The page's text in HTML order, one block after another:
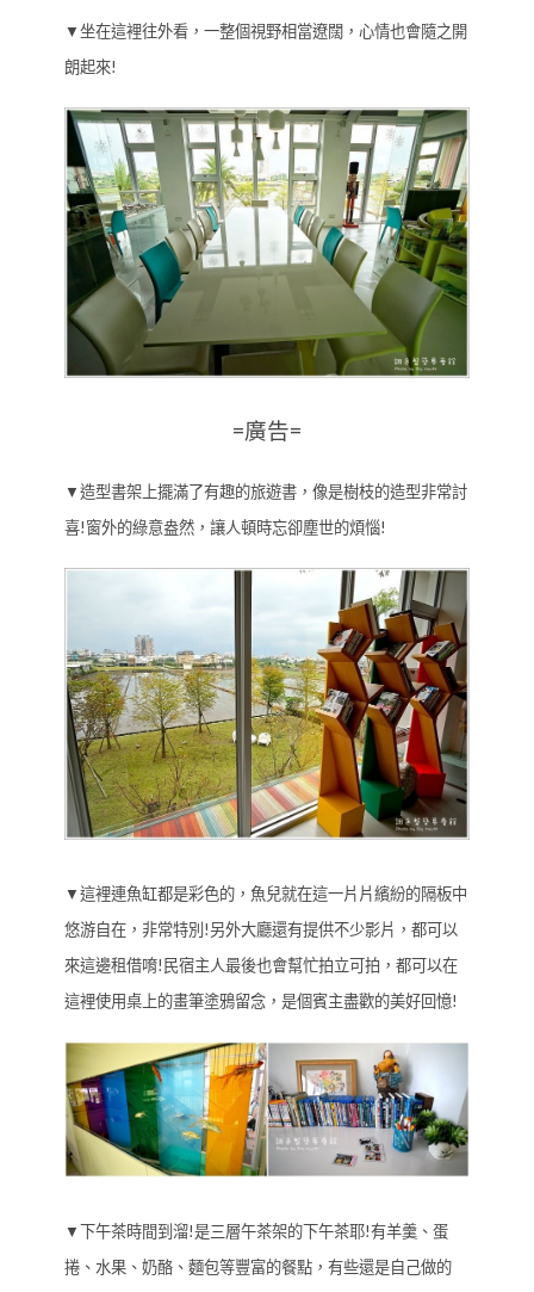
▼坐在這裡往外看，一整個視野相當遼闊，心情也會隨之開
朗起來!
=廣告=
▼造型書架上擺滿了有趣的旅遊書，像是樹枝的造型非常討
喜!窗外的綠意盎然，讓人頓時忘卻塵世的煩惱!
▼這裡連魚缸都是彩色的，魚兒就在這一片片繽紛的隔板中
悠游自在，非常特別!另外大廳還有提供不少影片，都可以
來這邊租借唷!民宿主人最後也會幫忙拍立可拍，都可以在
這裡使用桌上的畫筆塗鴉留念，是個賓主盡歡的美好回憶!
▼下午茶時間到溜!是三層午茶架的下午茶耶!有羊羹、蛋
捲、水果、奶酪、麵包等豐富的餐點，有些還是自己做的